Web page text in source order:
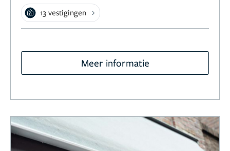
13 vestigingen
Meer informatie